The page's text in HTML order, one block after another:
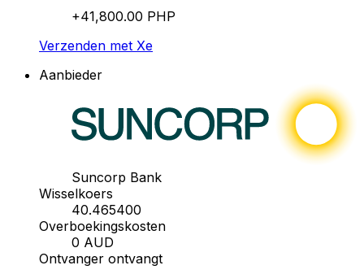
+41,800.00 PHP
Verzenden met Xe
Aanbieder
Suncorp Bank
Wisselkoers
40.465400
Overboekingskosten
0 AUD
Ontvanger ontvangt